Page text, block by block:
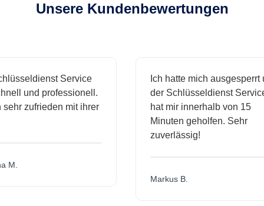
Unsere Kundenbewertungen
Service
und professionell.
zufrieden mit ihrer
M.
Ich hatte mich ausgesperrt
der Schlüsseldienst Service
hat mir innerhalb von 15
Minuten geholfen. Sehr
zuverlässig!
Markus B.